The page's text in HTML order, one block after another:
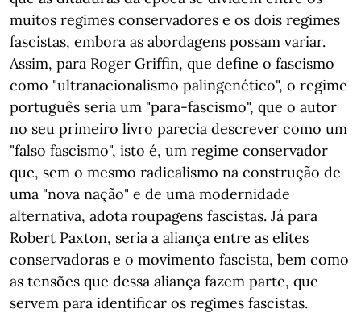
muitos regimes conservadores e os dois regimes
fascistas, embora as abordagens possam variar.
Assim, para Roger Griffin, que define o fascismo
como "ultranacionalismo palingenético", o regime
português seria um "para-fascismo", que o autor
no seu primeiro livro parecia descrever como um
"falso fascismo", isto é, um regime conservador
que, sem o mesmo radicalismo na construção de
uma "nova nação" e de uma modernidade
alternativa, adota roupagens fascistas. Já para
Robert Paxton, seria a aliança entre as elites
conservadoras e o movimento fascista, bem como
as tensões que dessa aliança fazem parte, que
servem para identificar os regimes fascistas.